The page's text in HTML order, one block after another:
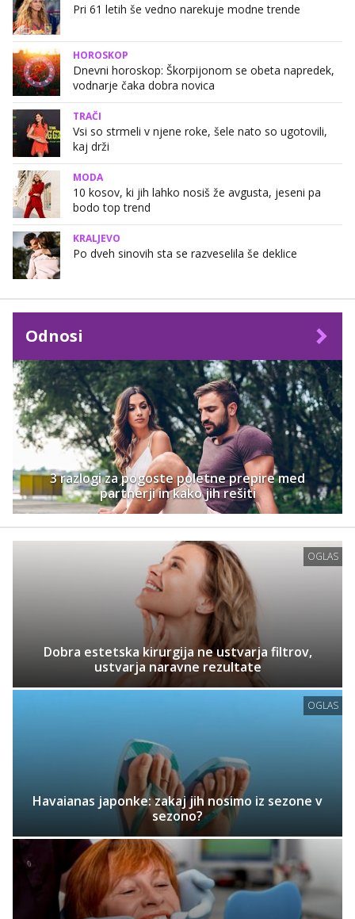
Pri 61 letih še vedno narekuje modne trende
HOROSKOP
Dnevni horoskop: Škorpijonom se obeta napredek,
vodnarje čaka dobra novica
TRAČI
Vsi so strmeli v njene roke, šele nato so ugotovili,
kaj drži
MODA
10 kosov, ki jih lahko nosiš že avgusta, jeseni pa
bodo top trend
KRALJEVO
Po dveh sinovih sta se razveselila še deklice
Odnosi
3 razlogi za pogoste poletne prepire med
partnerji in kako jih rešiti
OGLAS
Dobra estetska kirurgija ne ustvarja filtrov,
ustvarja naravne rezultate
OGLAS
Havaianas japonke: zakaj jih nosimo iz sezone v
sezono?